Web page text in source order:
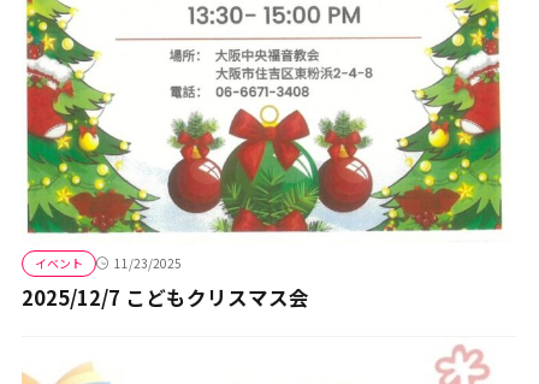
イベント 11/23/2025
2025/12/7 こどもクリスマス会